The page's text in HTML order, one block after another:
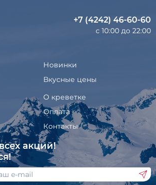
+7 (4242) 46-60-60
с 10:00 до 22:00
Новинки
Вкусные цены
О креветке
Оплата
Контакты
акций!